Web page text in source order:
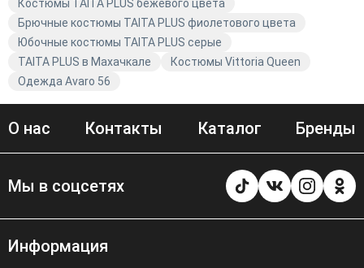
Костюмы TAITA PLUS бежевого цвета
Брючные костюмы TAITA PLUS фиолетового цвета
Юбочные костюмы TAITA PLUS серые
TAITA PLUS в Махачкале
Костюмы Vittoria Queen
Одежда Avaro 56
О нас Контакты Каталог Бренды
Мы в соцсетях
Информация